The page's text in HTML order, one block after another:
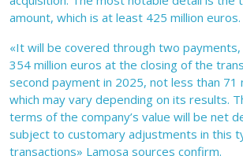
amount, which is at least 425 million euros.
«It will be covered through two
354 million euros at the closing of the
second payment in 2025, not less than 71
which may vary depending on its results.
terms of the company’s value will be net
subject to customary adjustments in this
transactions» Lamosa sources confirm.